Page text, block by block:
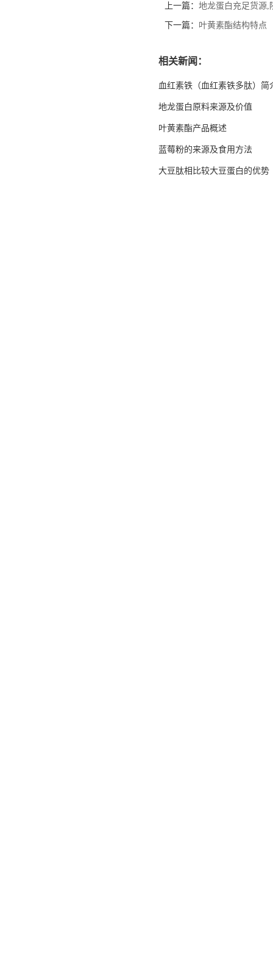
上一篇： 地龙蛋白充足货源,
下一篇： 叶黄素酯结构特点
相关新闻：
血红素铁（血红素铁多肽）简
地龙蛋白原料来源及价值
叶黄素酯产品概述
蓝莓粉的来源及食用方法
大豆肽相比较大豆蛋白的优势